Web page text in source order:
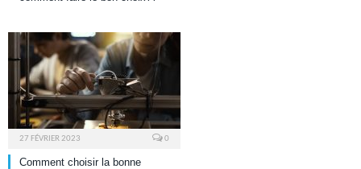
27 FÉVRIER 2023 0
Comment choisir la bonne